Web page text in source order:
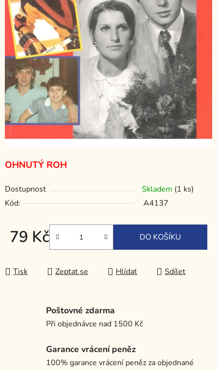
OHNUTÝ ROH
Dostupnost Skladem (1 ks)
Kód:
A4137
79 Kč
Měrná cena:
DO KOŠÍKU
Tisk Zeptat se Hlídat Sdílet
Poštovné zdarma
Při objednávce nad 1500 Kč
Garance vrácení peněz
100% garance vrácení peněz za objednané